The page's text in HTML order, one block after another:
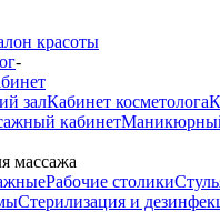
красоты
-
залКабинет косметолога
кабинет
массажа
Рабочие столики
Стерилизация и